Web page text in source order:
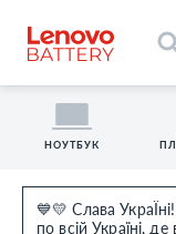
💙💛 Слава
по всій Україні,
НОУТБУК